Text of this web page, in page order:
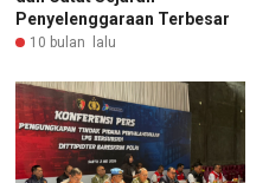
Penyelenggaraan Terbesar
10 bulan lalu